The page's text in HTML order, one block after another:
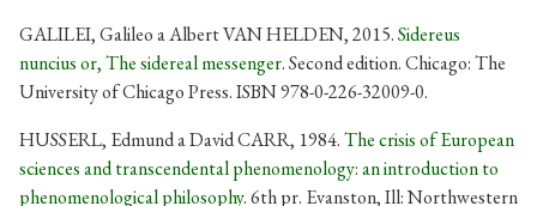
GALILEI, Galileo a Albert VAN HELDEN, 2015.Sidereus
nuncius or, The sidereal messenger. Second edition. Chicago: The
University of Chicago Press. ISBN 978-0-226-32009-0.
HUSSERL, Edmund a David CARR, 1984.The crisis of European
sciences and transcendental phenomenology: an introduction to
phenomenological philosophy. 6th pr. Evanston, Ill: Northwestern